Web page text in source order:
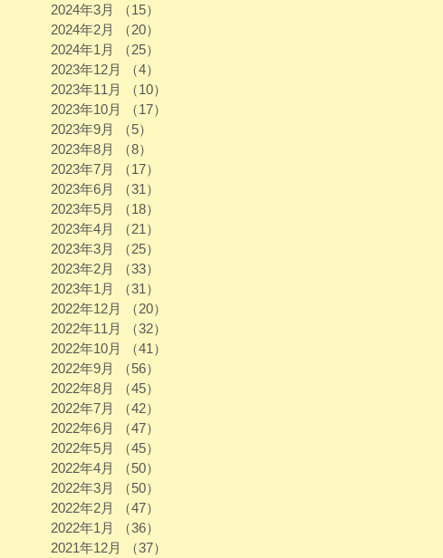
2024年3月
（15）
2024年2月
（20）
2024年1月
（25）
2023年12月
（4）
2023年11月
（10）
2023年10月
（17）
2023年9月
（5）
2023年8月
（8）
2023年7月
（17）
2023年6月
（31）
2023年5月
（18）
2023年4月
（21）
2023年3月
（25）
2023年2月
（33）
2023年1月
（31）
2022年12月
（20）
2022年11月
（32）
2022年10月
（41）
2022年9月
（56）
2022年8月
（45）
2022年7月
（42）
2022年6月
（47）
2022年5月
（45）
2022年4月
（50）
2022年3月
（50）
2022年2月
（47）
2022年1月
（36）
2021年12月
（37）